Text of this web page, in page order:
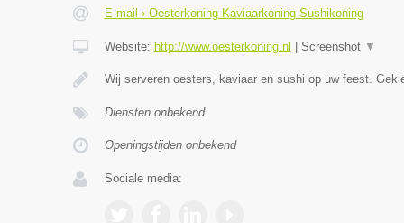
E-mail › Oesterkoning-Kaviaarkoning-Sushikoning
Website: http://www.oesterkoning.nl Screenshot ▼
Wij serveren oesters, kaviaar en sushi op uw feest.
Diensten onbekend
Openingstijden onbekend
Sociale media: